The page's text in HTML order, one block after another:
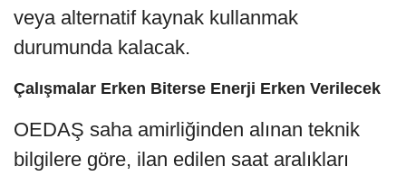
veya alternatif kaynak kullanmak
durumunda kalacak.
Çalışmalar Erken Biterse Enerji Erken Verilecek
OEDAŞ saha amirliğinden alınan teknik
bilgilere göre, ilan edilen saat aralıkları